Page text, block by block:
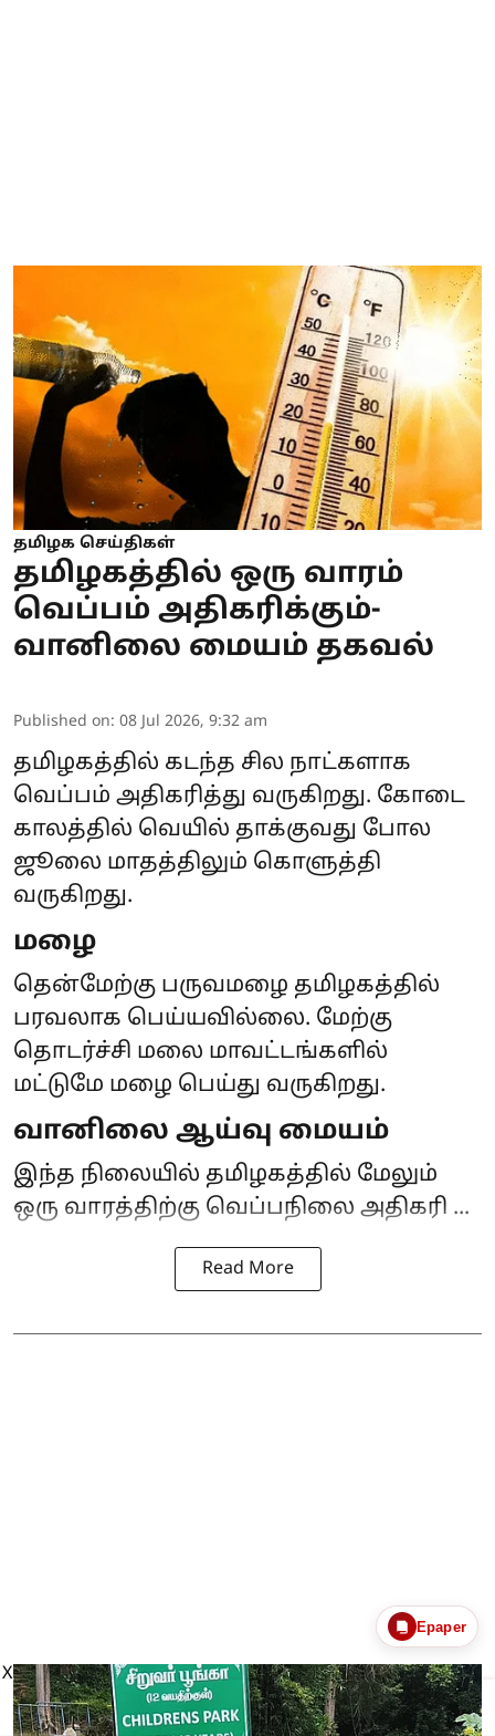
தமிழக செய்திகள்
தமிழகத்தில் ஒரு வாரம்
வெப்பம் அதிகரிக்கும்-
வானிலை மையம் தகவல்
Published on: 08 Jul 2026, 9:32 am
தமிழகத்தில் கடந்த சில நாட்களாக
வெப்பம் அதிகரித்து வருகிறது. கோடை
காலத்தில் வெயில் தாக்குவது போல
ஜூலை மாதத்திலும் கொளுத்தி
வருகிறது.
மழை
தென்மேற்கு பருவமழை தமிழகத்தில்
பரவலாக பெய்யவில்லை. மேற்கு
தொடர்ச்சி மலை மாவட்டங்களில்
மட்டுமே மழை பெய்து வருகிறது.
வானிலை ஆய்வு மையம்
இந்த நிலையில் தமிழகத்தில் மேலும்
ஒரு வாரத்திற்கு வெப்பநிலை அதிகரி ...
Read More
Epaper
X